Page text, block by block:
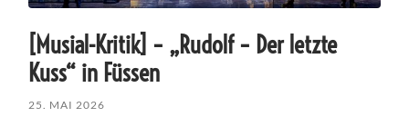
[Musial-Kritik] – „Rudolf – Der letzte
Kuss“ in Füssen
25. MAI 2026